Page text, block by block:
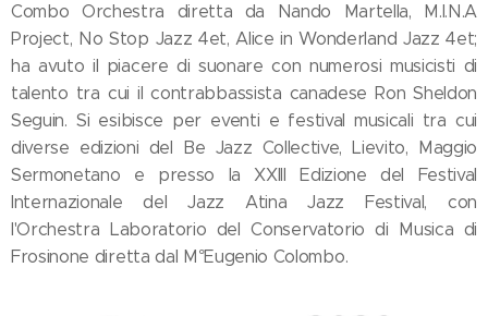
Combo Orchestra diretta da Nando Martella, M.I.N.A
Project, No Stop Jazz 4et, Alice in Wonderland Jazz 4et;
ha avuto il piacere di suonare con numerosi musicisti di
talento tra cui il contrabbassista canadese Ron Sheldon
Seguin. Si esibisce per eventi e festival musicali tra cui
diverse edizioni del Be Jazz Collective, Lievito, Maggio
Sermonetano e presso la XXIII Edizione del Festival
Internazionale del Jazz Atina Jazz Festival, con
l'Orchestra Laboratorio del Conservatorio di Musica di
Frosinone diretta dal M°Eugenio Colombo.